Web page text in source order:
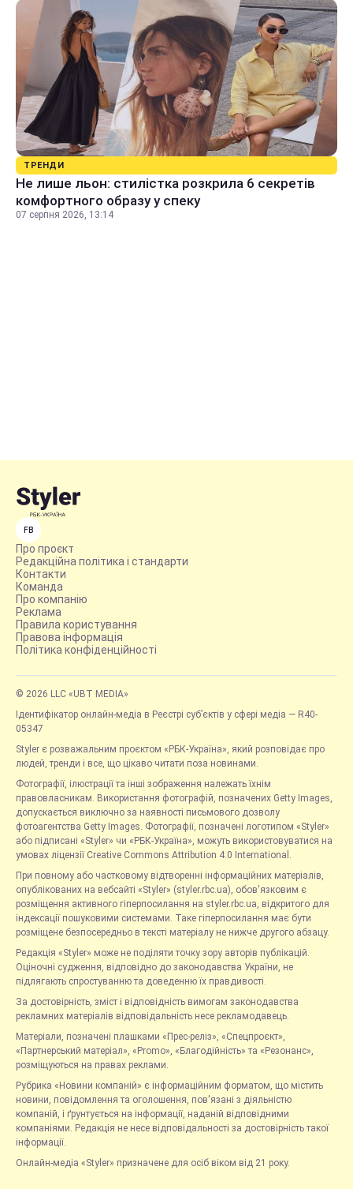
ТРЕНДИ
Не лише льон: стилістка розкрила 6 секретів
комфортного образу у спеку
07 серпня 2026, 13:14
FB
Про проєкт
Редакційна політика і стандарти
Контакти
Команда
Про компанію
Реклама
Правила користування
Правова інформація
Політика конфіденційності
© 2026 LLC «UBT MEDIA»
Ідентифікатор онлайн-медіа в Реєстрі суб’єктів у сфері медіа — R40-
05347
Styler є розважальним проєктом «РБК-Україна», який розповідає про
людей, тренди і все, що цікаво читати поза новинами.
Фотографії, ілюстрації та інші зображення належать їхнім
правовласникам. Використання фотографій, позначених Getty Images,
допускається виключно за наявності письмового дозволу
фотоагентства Getty Images. Фотографії, позначені логотипом «Styler»
або підписані «Styler» чи «РБК-Україна», можуть використовуватися на
умовах ліцензії Creative Commons Attribution 4.0 International.
При повному або частковому відтворенні інформаційних матеріалів,
опублікованих на вебсайті «Styler» (styler.rbc.ua), обов'язковим є
розміщення активного гіперпосилання на styler.rbc.ua, відкритого для
індексації пошуковими системами. Таке гіперпосилання має бути
розміщене безпосередньо в тексті матеріалу не нижче другого абзацу.
Редакція «Styler» може не поділяти точку зору авторів публікацій.
Оціночні судження, відповідно до законодавства України, не
підлягають спростуванню та доведенню їх правдивості.
За достовірність, зміст і відповідність вимогам законодавства
рекламних матеріалів відповідальність несе рекламодавець.
Матеріали, позначені плашками «Прес-реліз», «Спецпроєкт»,
«Партнерський матеріал», «Promo», «Благодійність» та «Резонанс»,
розміщуються на правах реклами.
Рубрика «Новини компаній» є інформаційним форматом, що містить
новини, повідомлення та оголошення, пов'язані з діяльністю
компаній, і ґрунтується на інформації, наданій відповідними
компаніями. Редакція не несе відповідальності за достовірність такої
інформації.
Онлайн-медіа «Styler» призначене для осіб віком від 21 року.